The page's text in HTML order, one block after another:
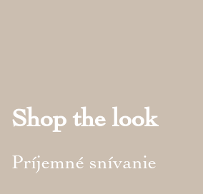
Shop the look
Príjemné snívanie